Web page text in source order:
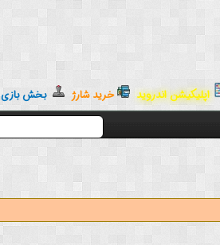
اپلیکیشن اندروید خرید شارژ بخش بازی